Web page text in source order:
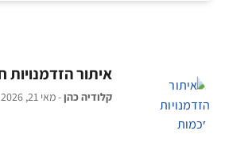
איתור הזדמנויות
קלודיה כהן מאי 21, 2026